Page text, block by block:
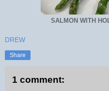
SALMON WITH
DREW
Share
1 comment: